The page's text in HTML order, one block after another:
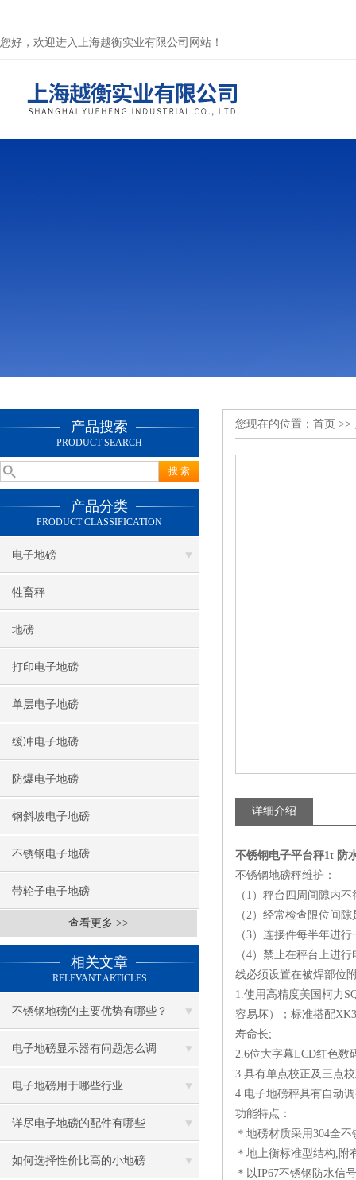
您好，欢迎进入上海越衡实业有限公司网站！
产品搜索
PRODUCT SEARCH
产品分类
PRODUCT CLASSIFICATION
电子地磅
牲畜秤
地磅
打印电子地磅
单层电子地磅
缓冲电子地磅
防爆电子地磅
钢斜坡电子地磅
不锈钢电子地磅
带轮子电子地磅
查看更多 >>
相关文章
RELEVANT ARTICLES
不锈钢地磅的主要优势有哪些？
电子地磅显示器有问题怎么调
电子地磅用于哪些行业
详尽电子地磅的配件有哪些
如何选择性价比高的小地磅
您现在的位置： 首页 >>
详细介绍
不锈钢电子平台秤1t 防
不锈钢地磅秤维护：
（1）秤台四周间隙内
（2）经常检查限位间
（3）连接件每半年进
（4）禁止在秤台上进
线必须设置在被焊部位
1.使用高精度美国柯力
容易坏）；标准搭配
寿命长;
2.6位大字幕LCD红色数
3.具有单点校正及三点
4.电子地磅秤具有自动
功能特点：
＊地磅材质采用304全
＊地上衡标准型结构,附
＊以IP67不锈钢防水信